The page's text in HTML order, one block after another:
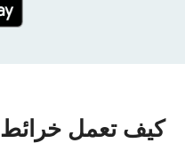
كيف تعمل خرائط nPerf؟